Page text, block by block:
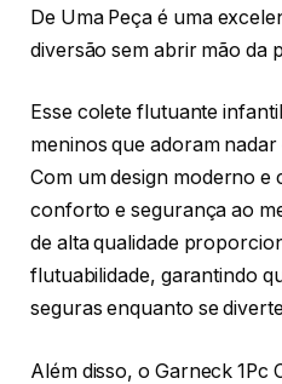
De Uma Peça é uma
diversão sem abrir mão da
Esse colete flutuante
meninos que adoram
Com um design moderno
conforto e segurança ao
de alta qualidade
flutuabilidade, garantindo
seguras enquanto se
Além disso, o Garneck 1Pc